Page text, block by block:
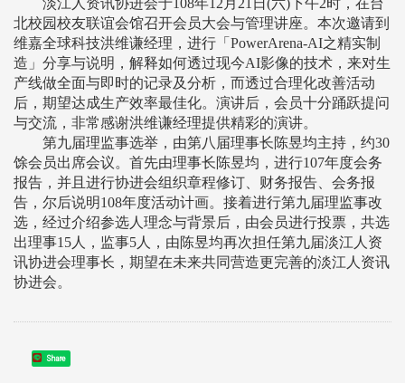
北校园校友联谊会馆召开会员大会与管理讲座。本次邀请到
维嘉全球科技洪维谦经理，进行「PowerArena-AI之精实制
造」分享与说明，解释如何透过现今AI影像的技术，来对生
产线做全面与即时的记录及分析，而透过合理化改善活动
后，期望达成生产效率最佳化。演讲后，会员十分踊跃提问
与交流，非常感谢洪维谦经理提供精彩的演讲。
第九届理监事选举，由第八届理事长陈昱均主持，约30
馀会员出席会议。首先由理事长陈昱均，进行107年度会务
报告，并且进行协进会组织章程修订、财务报告、会务报
告，尔后说明108年度活动计画。接着进行第九届理监事改
选，经过介绍参选人理念与背景后，由会员进行投票，共选
出理事15人，监事5人，由陈昱均再次担任第九届淡江人资
讯协进会理事长，期望在未来共同营造更完善的淡江人资讯
协进会。
Share